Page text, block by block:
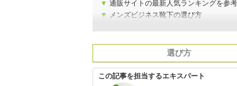
▼ 通販サイトの最新人気ランキングを参
▼
メンズビジネス靴下の選び方
選び方
この記事を担当するエキスパート